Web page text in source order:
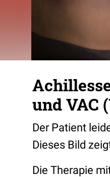
und VAC
Der Patient
Dieses Bild
Die Therapie